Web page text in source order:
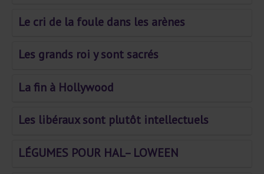
Le cri de la foule dans les arènes
Les grands roi y sont sacrés
La fin à Hollywood
Les libéraux sont plutôt intellectuels
LÉGUMES POUR HAL– LOWEEN